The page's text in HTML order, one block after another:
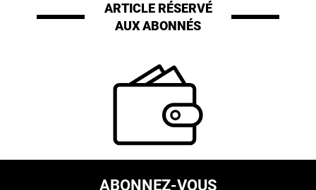
ARTICLE RÉSERVÉ
AUX ABONNÉS
ABONNEZ-VOUS